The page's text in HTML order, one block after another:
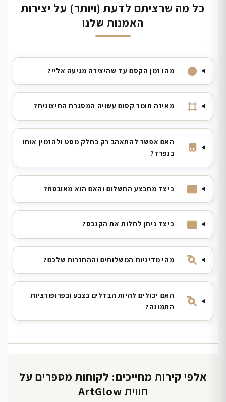
כל מה שרציתם לדעת (ויותר) על יצירות
האמנות שלנו
מהו זמן הקסם עד שהיצירה מגיעה אליי?
מאיזה חומר קסום עשויה המסגרת החיצונית?
האם אפשר להתאהב רק בחלק מסט ולהזמין אותו
בנפרד?
כיצד מתבצע התשלום והאם הוא מאובטח?
כיצד ניתן לתלות את הקנבס?
מהי מדיניות המשלוחים וההחזרות שלכם?
האם יכולים להיות הבדלים בצבע ובפרופורציות
התמונה?
אלפי קירות מחייכים: לקוחות מספרים על
חווית ArtGlow